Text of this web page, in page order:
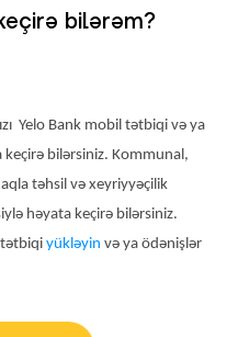
bilərəm?
Yelo Bank mobil tətbiqi və ya
keçirə bilərsiniz. Kommunal,
təhsil və xeyriyyəçilik
həyata keçirə bilərsiniz.
yükləyin və ya ödənişlər